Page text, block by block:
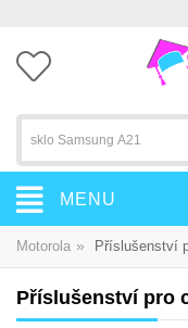
MENU
Motorola » Příslušenství
Příslušenství pro